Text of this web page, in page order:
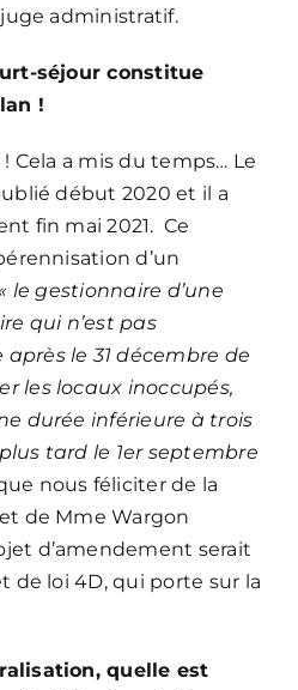
administratif.
séjour constitue
!
Cela a mis du temps… Le
début 2020 et il a
fin mai 2021. Ce
d’un
« le gestionnaire d’une
qui n’est pas
le 31 décembre de
les locaux inoccupés,
durée inférieure à trois
tard le 1er septembre
nous féliciter de la
de Mme Wargon
d’amendement serait
de loi 4D, qui porte sur la
quelle est